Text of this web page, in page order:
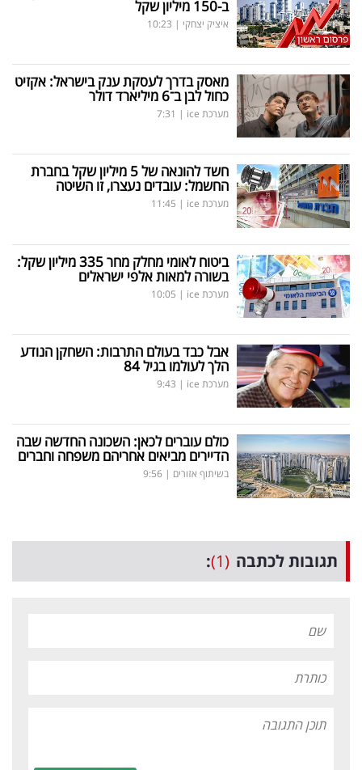
פרסמו
באייס
עקבו
אחרינו:
ב-150 מיליון שקל
איציק יצחקי |
10:23
מאסק בדרך לעסקת ענק בישראל: אקזיט
כחול לבן ב־6 מיליארד דולר
מערכת ice |
7:31
חשד להונאה של 5 מיליון שקל בחברת
החשמל: עובדים נעצרו, זו השיטה
מערכת ice |
11:45
ביטוח לאומי מחלק מחר 335 מיליון שקל:
בשורה למאות אלפי ישראלים
מערכת ice |
10:05
אבל כבד בעולם התרבות: השחקן הנודע
הלך לעולמו בגיל 84
מערכת ice |
9:43
כולם עוברים לכאן: השכונה החדשה שבה
הדיירים מביאים אחריהם משפחה וחברים
בשיתוף אזורים |
9:56
תגובות לכתבה (1)
: